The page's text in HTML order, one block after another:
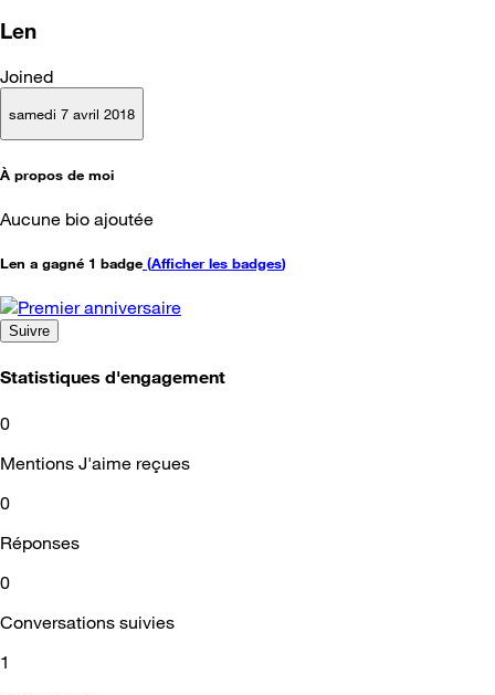
Len
Joined
samedi 7 avril 2018
À propos de moi
Aucune bio ajoutée
Len a gagné 1 badge (Afficher les badges)
Suivre
Statistiques d'engagement
0
Mentions J'aime reçues
0
Réponses
0
Conversations suivies
1